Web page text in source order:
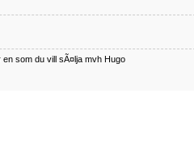
som du vill sÃ¤lja mvh Hugo